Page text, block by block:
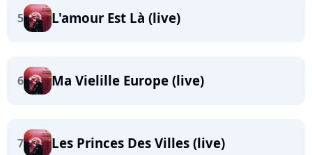
5 L'amour Est Là (live)
6 Ma Vielille Europe (live)
7 Les Princes Des Villes (live)